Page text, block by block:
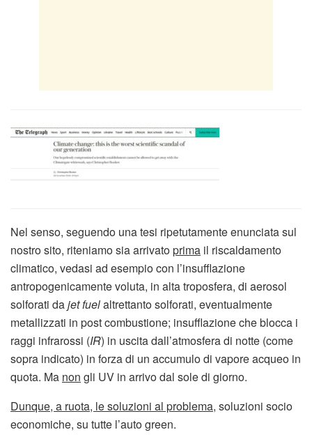
Nel senso, seguendo una tesi ripetutamente enunciata sul
nostro sito, riteniamo sia arrivatoprima il riscaldamento
climatico, vedasi ad esempio con l’insufflazione
antropogenicamente voluta, in alta troposfera, di aerosol
solforati dajet fuelaltrettanto solforati, eventualmente
metallizzati in post combustione; insufflazione che blocca i
raggi infrarossi (IR) in uscita dall’atmosfera di notte (come
sopra indicato) in forza di un accumulo di vapore acqueo in
quota. Ma non gli UV in arrivo dal sole di giorno.
Dunque, a ruota, le soluzioni al problema, soluzioni socio
economiche, su tutte l’auto green.